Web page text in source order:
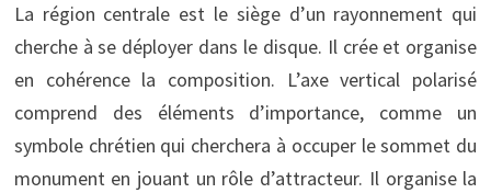
La région centrale est le siège d’un rayonnement qui
cherche à se déployer dans le disque. Il crée et organise
en cohérence la composition. L’axe vertical polarisé
comprend des éléments d’importance, comme un
symbole chrétien qui cherchera à occuper le sommet du
monument en jouant un rôle d’attracteur. Il organise la